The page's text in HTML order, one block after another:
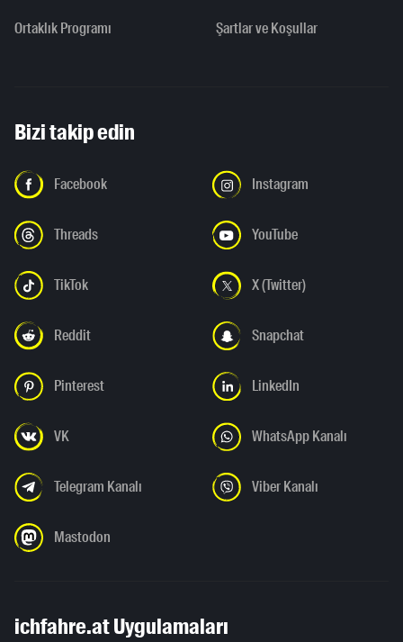
Ortaklık Programı Şartlar ve Koşullar
Bizi takip edin
Facebook Instagram
Threads YouTube
TikTok X (Twitter)
Reddit Snapchat
Pinterest LinkedIn
VK WhatsApp Kanalı
Telegram Kanalı Viber Kanalı
Mastodon
ichfahre.at Uygulamaları